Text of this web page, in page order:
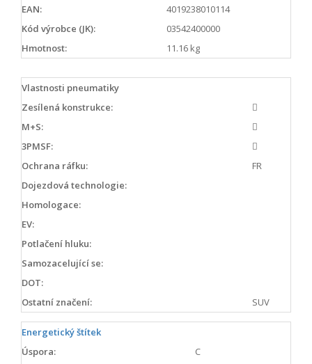
EAN:
4019238010114
Kód výrobce (JK):
03542400000
Hmotnost:
11.16 kg
Vlastnosti pneumatiky
Zesílená konstrukce:
M+S:
3PMSF:
Ochrana ráfku:
FR
Dojezdová technologie:
Homologace:
EV:
Potlačení hluku:
Samozacelující se:
DOT:
Ostatní značení:
SUV
Energetický štítek
Úspora:
C